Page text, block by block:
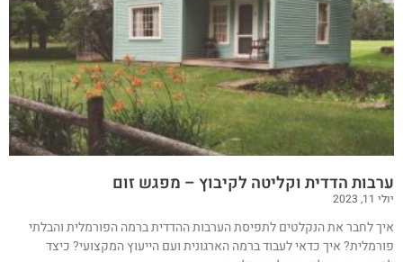
ערבות הדדית וקליטה לקיבוץ – מפגש זום
יולי 11, 2023
איך לחבר את הנקלטים לתפיסת הערבות ההדדית ברמה הפורמלית והבלתי
פורמלית? איך כדאי לעבוד ברמה הארגונית ועם הייעוץ המקצועי? כיצד